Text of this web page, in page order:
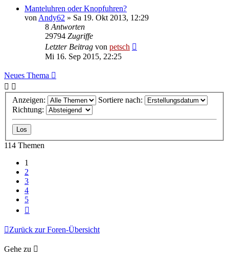
Manteluhren oder Knopfuhren?
von Andy62 » Sa 19. Okt 2013, 12:29
8 Antworten
29794 Zugriffe
Letzter Beitrag von petsch
Mi 16. Sep 2015, 22:25
Neues Thema
Anzeigen:
Sortiere nach:
Richtung:
114 Themen
1
2
3
4
5
Zurück zur Foren-Übersicht
Gehe zu